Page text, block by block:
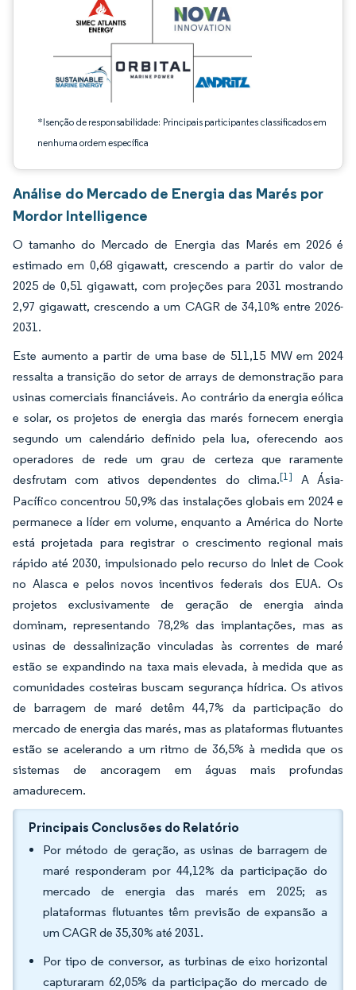
*Isenção de responsabilidade: Principais participantes classificados em
nenhuma ordem específica
Análise do Mercado de Energia das Marés por
Mordor Intelligence
O tamanho do Mercado de Energia das Marés em 2026 é
estimado em 0,68 gigawatt, crescendo a partir do valor de
2025 de 0,51 gigawatt, com projeções para 2031 mostrando
2,97 gigawatt, crescendo a um CAGR de 34,10% entre 2026-
2031.
Este aumento a partir de uma base de 511,15 MW em 2024
ressalta a transição do setor de arrays de demonstração para
usinas comerciais financiáveis. Ao contrário da energia eólica
e solar, os projetos de energia das marés fornecem energia
segundo um calendário definido pela lua, oferecendo aos
operadores de rede um grau de certeza que raramente
desfrutam com ativos dependentes do clima.[1]
A Ásia-
Pacífico concentrou 50,9% das instalações globais em 2024 e
permanece a líder em volume, enquanto a América do Norte
está projetada para registrar o crescimento regional mais
rápido até 2030, impulsionado pelo recurso do Inlet de Cook
no Alasca e pelos novos incentivos federais dos EUA. Os
projetos exclusivamente de geração de energia ainda
dominam, representando 78,2% das implantações, mas as
usinas de dessalinização vinculadas às correntes de maré
estão se expandindo na taxa mais elevada, à medida que as
comunidades costeiras buscam segurança hídrica. Os ativos
de barragem de maré detêm 44,7% da participação do
mercado de energia das marés, mas as plataformas flutuantes
estão se acelerando a um ritmo de 36,5% à medida que os
sistemas de ancoragem em águas mais profundas
amadurecem.
Principais Conclusões do Relatório
Por método de geração, as usinas de barragem de
maré responderam por 44,12% da participação do
mercado de energia das marés em 2025; as
plataformas flutuantes têm previsão de expansão a
um CAGR de 35,30% até 2031.
Por tipo de conversor, as turbinas de eixo horizontal
capturaram 62,05% da participação do mercado de